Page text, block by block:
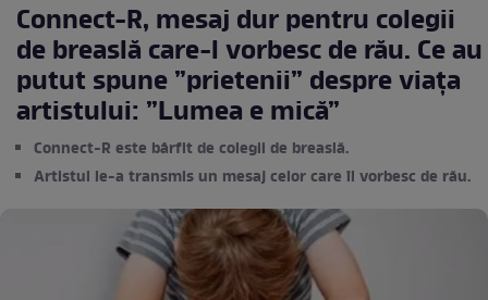
Connect-R, mesaj dur pentru colegii
de breaslă care-l vorbesc de rău. Ce au
putut spune ”prietenii” despre viața
artistului: ”Lumea e mică”
Connect-R este bârfit de colegii de breaslă.
Artistul le-a transmis un mesaj celor care îl vorbesc de rău.